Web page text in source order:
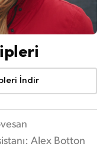
İndir
Alex Botton